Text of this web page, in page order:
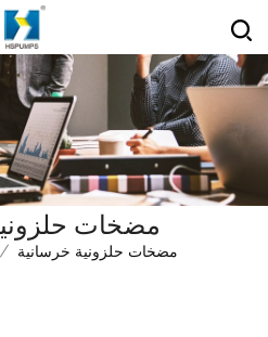
مضخات
/ مضخات حلزونية خرسانية